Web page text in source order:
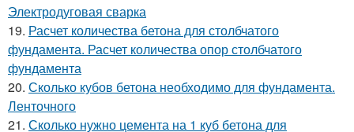
Электродуговая сварка
19. Расчет количества бетона для столбчатого
фундамента. Расчет количества опор столбчатого
фундамента
20. Сколько кубов бетона необходимо для фундамента.
Ленточного
21. Сколько нужно цемента на 1 куб бетона для